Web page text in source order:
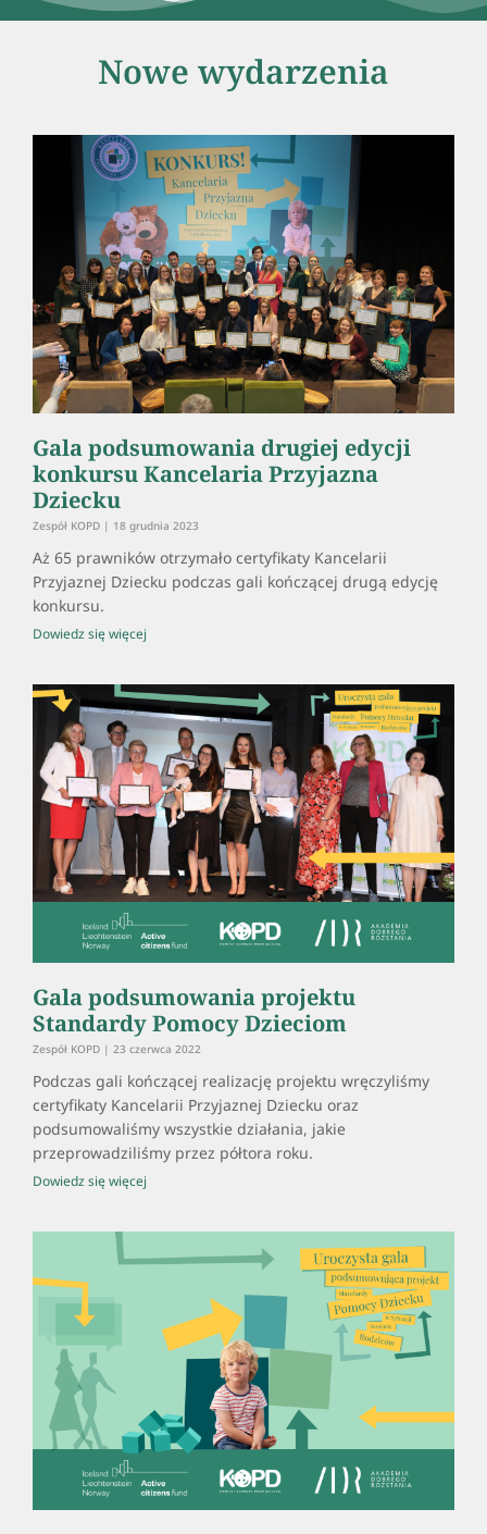
Nowe wydarzenia
Gala podsumowania drugiej edycji
konkursu Kancelaria Przyjazna
Dziecku
Zespół KOPD 18 grudnia 2023
Aż 65 prawników otrzymało certyfikaty Kancelarii
Przyjaznej Dziecku podczas gali kończącej drugą edycję
konkursu.
Dowiedz się więcej
Gala podsumowania projektu
Standardy Pomocy Dzieciom
Zespół KOPD 23 czerwca 2022
Podczas gali kończącej realizację projektu wręczyliśmy
certyfikaty Kancelarii Przyjaznej Dziecku oraz
podsumowaliśmy wszystkie działania, jakie
przeprowadziliśmy przez półtora roku.
Dowiedz się więcej